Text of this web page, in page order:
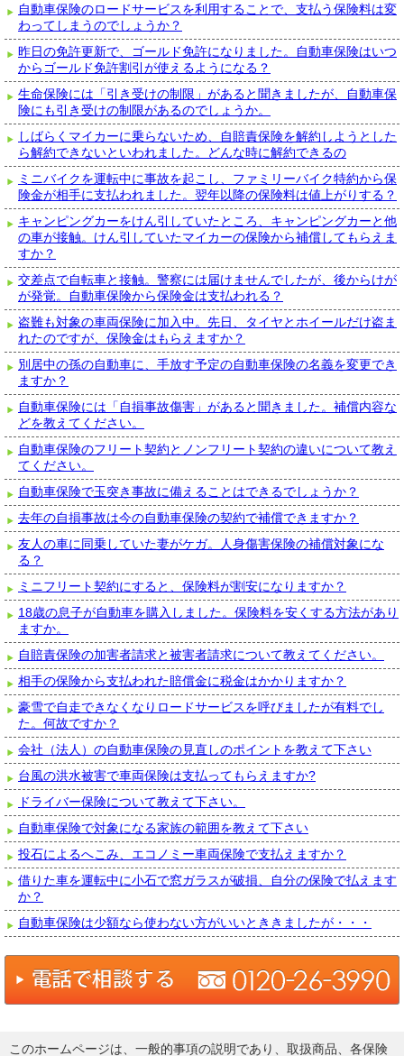
自動車保険のロードサービスを利用することで、支払う保険料は変
わってしまうのでしょうか？
昨日の免許更新で、ゴールド免許になりました。自動車保険はいつ
からゴールド免許割引が使えるようになる？
生命保険には「引き受けの制限」があると聞きましたが、自動車保
険にも引き受けの制限があるのでしょうか。
しばらくマイカーに乗らないため、自賠責保険を解約しようとした
ら解約できないといわれました。どんな時に解約できるの
ミニバイクを運転中に事故を起こし、ファミリーバイク特約から保
険金が相手に支払われました。翌年以降の保険料は値上がりする？
キャンピングカーをけん引していたところ、キャンピングカーと他
の車が接触。けん引していたマイカーの保険から補償してもらえま
すか？
交差点で自転車と接触。警察には届けませんでしたが、後からけが
が発覚。自動車保険から保険金は支払われる？
盗難も対象の車両保険に加入中。先日、タイヤとホイールだけ盗ま
れたのですが、保険金はもらえますか？
別居中の孫の自動車に、手放す予定の自動車保険の名義を変更でき
ますか？
自動車保険には「自損事故傷害」があると聞きました。補償内容な
どを教えてください。
自動車保険のフリート契約とノンフリート契約の違いについて教え
てください。
自動車保険で玉突き事故に備えることはできるでしょうか？
去年の自損事故は今の自動車保険の契約で補償できますか？
友人の車に同乗していた妻がケガ。人身傷害保険の補償対象にな
る？
ミニフリート契約にすると、保険料が割安になりますか？
18歳の息子が自動車を購入しました。保険料を安くする方法があり
ますか。
自賠責保険の加害者請求と被害者請求について教えてください。
相手の保険から支払われた賠償金に税金はかかりますか？
豪雪で自走できなくなりロードサービスを呼びましたが有料でし
た。何故ですか？
会社（法人）の自動車保険の見直しのポイントを教えて下さい
台風の洪水被害で車両保険は支払ってもらえますか?
ドライバー保険について教えて下さい。
自動車保険で対象になる家族の範囲を教えて下さい
投石によるへこみ、エコノミー車両保険で支払えますか？
借りた車を運転中に小石で窓ガラスが破損、自分の保険で払えます
か？
自動車保険は少額なら使わない方がいいとききましたが・・・
このホームページは、一般的事項の説明であり、取扱商品、各保険